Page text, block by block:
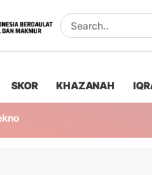
SKOR KHAZANAH